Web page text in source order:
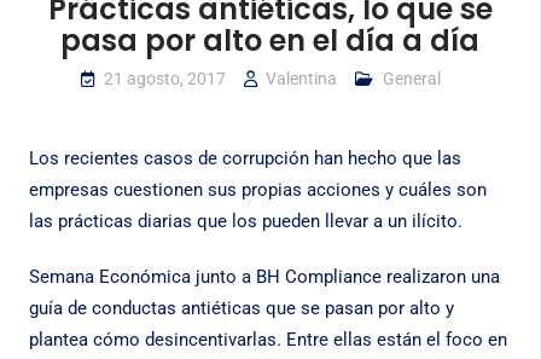
Prácticas antiéticas, lo que se
pasa por alto en el día a día
21 agosto, 2017 Valentina General
Los recientes casos de corrupción han hecho que las
empresas cuestionen sus propias acciones y cuáles son
las prácticas diarias que los pueden llevar a un ilícito.
Semana Económica junto a BH Compliance realizaron una
guía de conductas antiéticas que se pasan por alto y
plantea cómo desincentivarlas. Entre ellas están el foco en